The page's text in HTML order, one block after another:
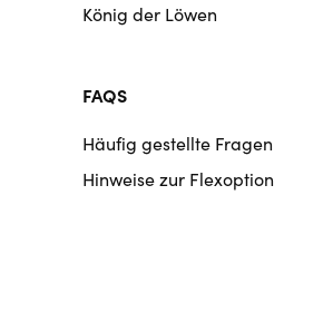
König der Löwen
FAQS
Häufig gestellte Fragen
Hinweise zur Flexoption